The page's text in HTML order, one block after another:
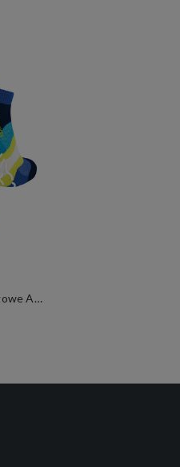
Skarpetki Stopki Antypoślizgowe ABS B1 Damskie Męskie Joga Siłownia Fitness